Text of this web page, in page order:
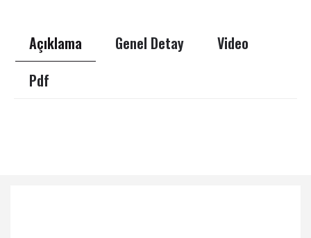
Açıklama Genel Detay
Video
Pdf